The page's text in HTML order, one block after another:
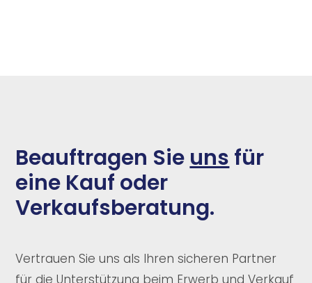
Beauftragen Sie uns für
eine Kauf oder
Verkaufsberatung.
Vertrauen Sie uns als Ihren sicheren Partner
für die Unterstützung beim Erwerb und Verkauf